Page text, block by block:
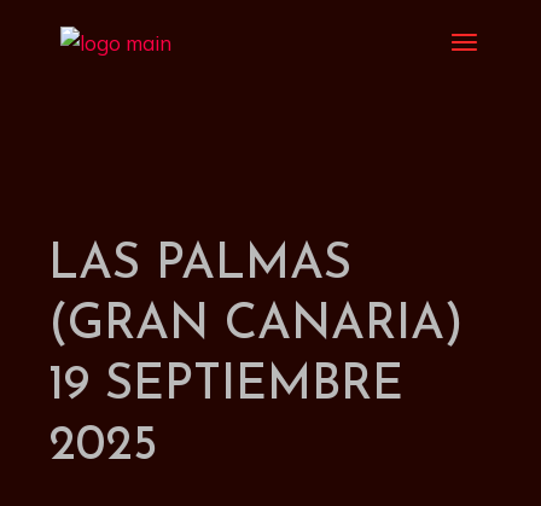
LAS PALMAS
(GRAN CANARIA)
19 SEPTIEMBRE
2025